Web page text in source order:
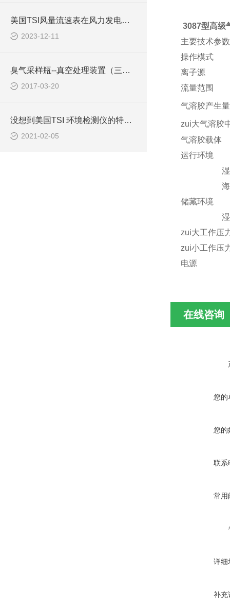
美国TSI风量流速表在风力发电中的重要作用
2023-12-11
臭气采样瓶--真空处理装置（三点比较式臭袋法）
2017-03-20
没想到美国TSI 环境检测仪的特点，有如此之多
2021-02-05
3087型高级
主要技术参
操作模式
离子源 软
流量范围
气溶胶产
zui大气溶胶
气溶胶载
运行环境
湿度范
海拔 zui
储藏环境
湿度范
zui大工作
zui小工作
电源 100-
在线咨询
您的
您的
联系
常用
详细
补充